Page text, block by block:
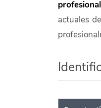
actuales